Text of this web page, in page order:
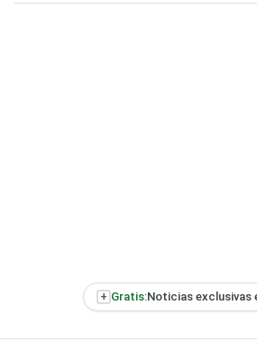
+ Gratis:Noticias exclusivas